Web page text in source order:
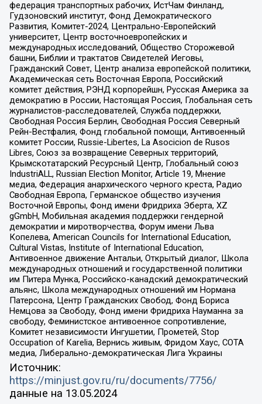
федерация транспортных рабочих, ИстЧам Финланд,
Гудзоновский институт, Фонд Демократического
Развития, Комитет-2024, Центрально-Европейский
университет, Центр восточноевропейских и
международных исследований, Общество Сторожевой
башни, Библии и трактатов Свидетелей Иеговы,
Гражданский Совет, Центр анализа европейской политики,
Академическая сеть Восточная Европа, Российский
комитет действия, РЭНД корпорейшн, Русская Америка за
демократию в России, Настоящая Россия, Глобальная сеть
журналистов-расследователей, Служба поддержки,
Свободная Россия Берлин, Свободная Россия Северный
Рейн-Вестфалия, Фонд глобальной помощи, Антивоенный
комитет России, Russie-Libertes, La Asocicion de Rusos
Libres, Союз за возвращение Северных территорий,
Крымскотатарский Ресурсный Центр, Глобальный союз
IndustriALL, Russian Election Monitor, Article 19, Мнение
медиа, Федерация анархического черного креста, Радио
Свободная Европа, Германское общество изучения
Восточной Европы, Фонд имени Фридриха Эберта, XZ
gGmbH, Мобильная академия поддержки гендерной
демократии и миротворчества, Форум имени Льва
Копелева, American Councils for International Education,
Cultural Vistas, Institute of International Education,
Антивоенное движение Антальи, Открытый диалог, Школа
международных отношений и государственной политики
им Питера Мунка, Российско-канадский демократический
альянс, Школа международных отношений им Нормана
Патерсона, Центр Гражданских Свобод, Фонд Бориса
Немцова за Свободу, Фонд имени Фридриха Науманна за
свободу, Феминистское антивоенное сопротивление,
Комитет независимости Ингушетии, Прометей, Stop
Occupation of Karelia, Вернись живым, Фридом Хаус, СОТА
медиа, Либерально-демократическая Лига Украины
Источник:
https://minjust.gov.ru/ru/documents/7756/
данные на 13.05.2024